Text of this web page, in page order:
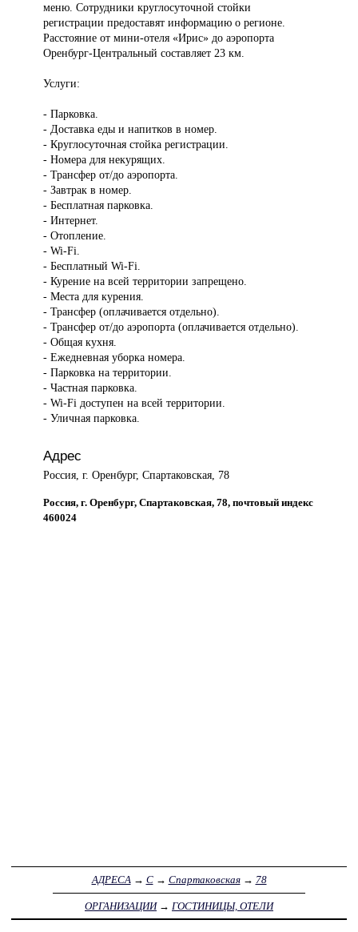
меню. Сотрудники круглосуточной стойки
регистрации предоставят информацию о регионе.
Расстояние от мини-отеля «Ирис» до аэропорта
Оренбург-Центральный составляет 23 км.
Услуги:
- Парковка.
- Доставка еды и напитков в номер.
- Круглосуточная стойка регистрации.
- Номера для некурящих.
- Трансфер от/до аэропорта.
- Завтрак в номер.
- Бесплатная парковка.
- Интернет.
- Отопление.
- Wi-Fi.
- Бесплатный Wi-Fi.
- Курение на всей территории запрещено.
- Места для курения.
- Трансфер (оплачивается отдельно).
- Трансфер от/до аэропорта (оплачивается отдельно).
- Общая кухня.
- Ежедневная уборка номера.
- Парковка на территории.
- Частная парковка.
- Wi-Fi доступен на всей территории.
- Уличная парковка.
Адрес
Россия, г. Оренбург, Спартаковская, 78
Россия, г. Оренбург, Спартаковская, 78, почтовый индекс
460024
АДРЕСА→ С→ Спартаковская→ 78
ОРГАНИЗАЦИИ→ ГОСТИНИЦЫ, ОТЕЛИ